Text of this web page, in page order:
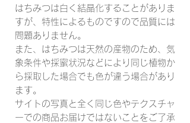
はちみつは白く結晶化することがありま
すが、特性によるものですので品質には
問題ありません。
また、はちみつは天然の産物のため、気
象条件や採蜜状況などにより同じ植物か
ら採取した場合でも色が違う場合があり
ます。
サイトの写真と全く同じ色やテクスチャ
ーでの商品お届けではないことをご了承